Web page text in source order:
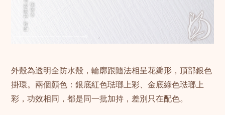
外殼為透明全防水殼，輪廓跟隨法相呈花瓣形，頂部銀色
掛環。兩個顏色：銀底紅色琺瑯上彩、金底綠色琺瑯上
彩，功效相同，都是同一批加持，差別只在配色。